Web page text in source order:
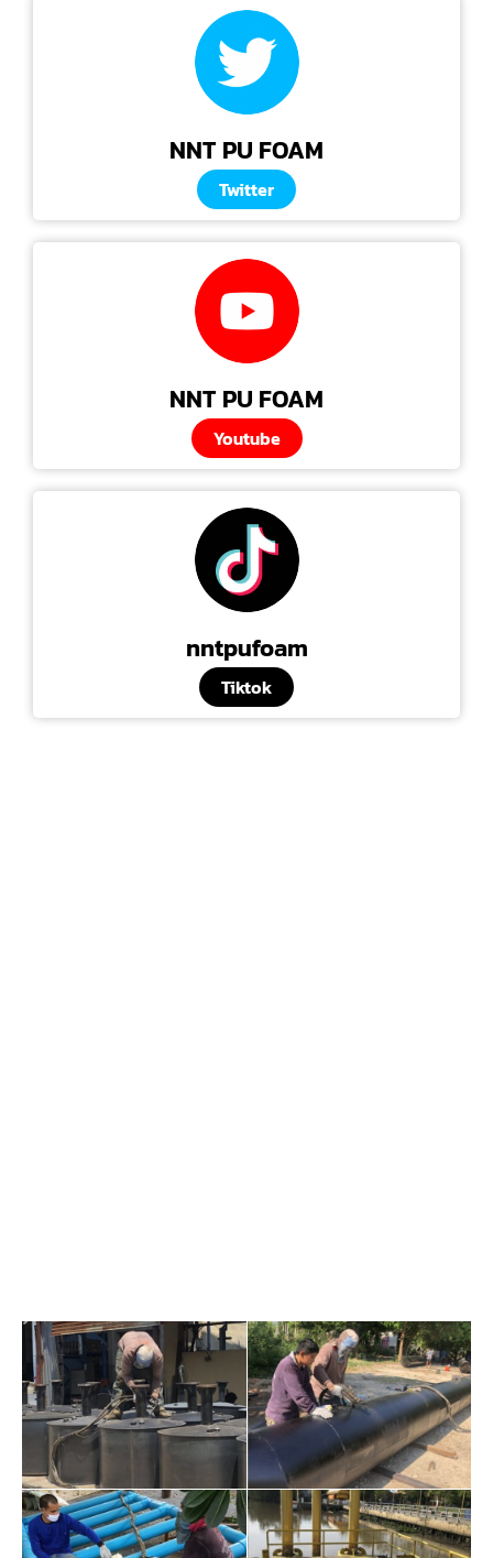
NNT PU FOAM
Twitter
NNT PU FOAM
Youtube
nntpufoam
Tiktok